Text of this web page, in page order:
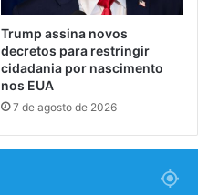
Trump assina novos
decretos para restringir
cidadania por nascimento
nos EUA
7 de agosto de 2026